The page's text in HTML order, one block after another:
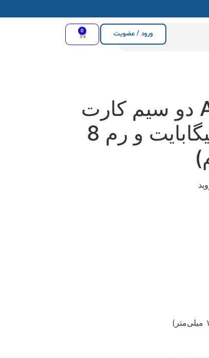
ورود / عضویت 0
سامسونگ A55 دو سیم کارت
ظرفیت 256 گیگابایت و رم 8